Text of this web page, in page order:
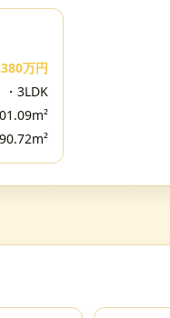
万円
・3LDK
90.72m²